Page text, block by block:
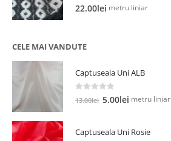
0 out of 5
22.00lei metru liniar
CELE MAI VANDUTE
Captuseala Uni ALB
out of 5
13.00lei Prețul
fost:
5.00lei Prețul
5.00lei.
metru liniar
Captuseala Uni Rosie